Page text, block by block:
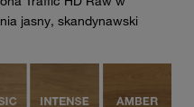
jasny, skandynawski